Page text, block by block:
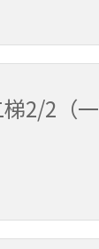
2/2（一